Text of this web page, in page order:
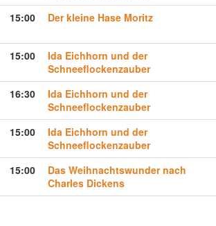
15:00 Der kleine Hase Moritz
15:00
Ida Eichhorn und der
Schneeflockenzauber
16:30
Ida Eichhorn und der
Schneeflockenzauber
15:00
Ida Eichhorn und der
Schneeflockenzauber
15:00
Das Weihnachtswunder nach
Charles Dickens